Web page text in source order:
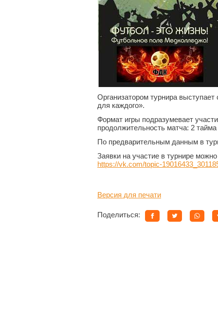
Организатором турнира
для каждого».
Формат игры подразумевает
продолжительность матча: 2 тайма
По предварительным данным в
Заявки на участие в турнире можно
https://vk.com/topic-
Версия для печати
Поделиться: